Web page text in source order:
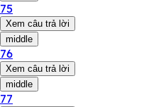
75
Xem câu trả lời
middle
76
Xem câu trả lời
middle
77